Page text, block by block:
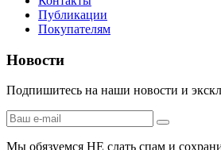
Публикации
Покупателям
Новости
Подпишитесь на наши новости и
Мы обязуемся НЕ слать спам и